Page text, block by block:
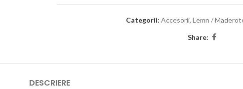
Categorii: Accesorii, Lemn /
Share:
DESCRIERE